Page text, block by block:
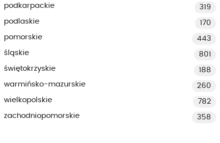
podkarpackie
319
podlaskie
170
pomorskie
443
śląskie
801
świętokrzyskie
188
warmińsko-mazurskie
260
wielkopolskie
782
zachodniopomorskie
358